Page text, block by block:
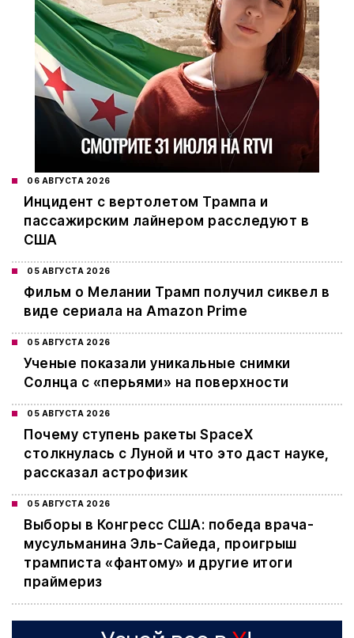
06 АВГУСТА 2026
Инцидент с вертолетом Трампа и
пассажирским лайнером расследуют в
США
05 АВГУСТА 2026
Фильм о Мелании Трамп получил сиквел в
виде сериала на Amazon Prime
05 АВГУСТА 2026
Ученые показали уникальные снимки
Солнца с «перьями» на поверхности
05 АВГУСТА 2026
Почему ступень ракеты SpaceX
столкнулась с Луной и что это даст науке,
рассказал астрофизик
05 АВГУСТА 2026
Выборы в Конгресс США: победа врача-
мусульманина Эль-Сайеда, проигрыш
трамписта «фантому» и другие итоги
праймериз